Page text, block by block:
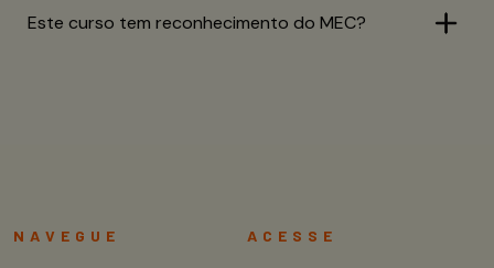
Este curso tem reconhecimento do MEC?
NAVEGUE ACESSE